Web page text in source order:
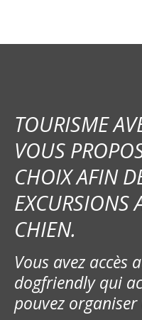
TOURISME
VOUS
CHOIX AFIN
EXCURSIONS
CHIEN.
Vous avez accès
dogfriendly qui
pouvez